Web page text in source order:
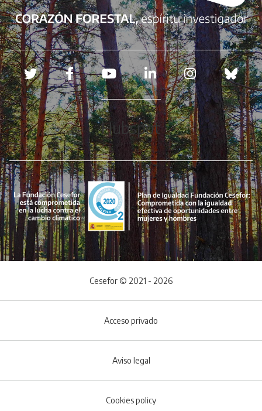
Redes sociales
Hubspot
Cesefor © 2021 - 2026
Acceso privado
Aviso legal
Cookies policy